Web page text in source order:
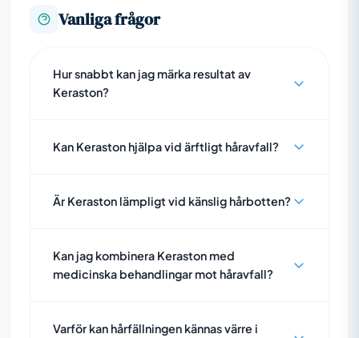
Vanliga frågor
Hur snabbt kan jag märka resultat av
Keraston?
Kan Keraston hjälpa vid ärftligt håravfall?
Är Keraston lämpligt vid känslig hårbotten?
Kan jag kombinera Keraston med
medicinska behandlingar mot håravfall?
Varför kan hårfällningen kännas värre i